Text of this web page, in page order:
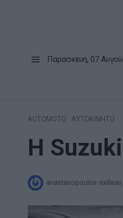
Παρασκευή, 07
AUTOMOTO ΑΥΤΟΚΙΝΗΤΟ
Η
anastasopoulos-axilleas